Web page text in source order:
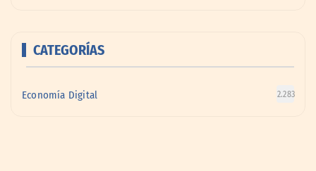
CATEGORÍAS
Economía Digital 2.283